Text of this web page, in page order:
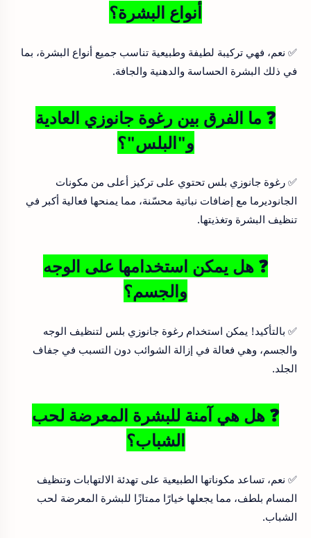
أنواع البشرة؟
✅ نعم، فهي تركيبة لطيفة وطبيعية تناسب جميع أنواع البشرة، بما
في ذلك البشرة الحساسة والدهنية والجافة.
❓ ما الفرق بين رغوة جانوزي العادية
و"البلس"؟
✅ رغوة جانوزي بلس تحتوي على تركيز أعلى من مكونات
الجانوديرما مع إضافات نباتية محسّنة، مما يمنحها فعالية أكبر في
تنظيف البشرة وتغذيتها.
❓ هل يمكن استخدامها على الوجه
والجسم؟
✅ بالتأكيد! يمكن استخدام رغوة جانوزي بلس لتنظيف الوجه
والجسم، وهي فعالة في إزالة الشوائب دون التسبب في جفاف
الجلد.
❓ هل هي آمنة للبشرة المعرضة لحب
الشباب؟
✅ نعم، تساعد مكوناتها الطبيعية على تهدئة الالتهابات وتنظيف
المسام بلطف، مما يجعلها خيارًا ممتازًا للبشرة المعرضة لحب
الشباب.